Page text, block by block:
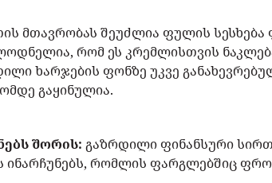
მთავრობას შეუძლია ფულის
რომ ეს კრემლისთვის
ხარჯების ფონზე უკვე
გაყინულია.
შორის:გაზრდილი ფინანსური
ინარჩუნებს, რომლის ფარგლებშიც